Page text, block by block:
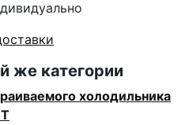
же категории
холодильника